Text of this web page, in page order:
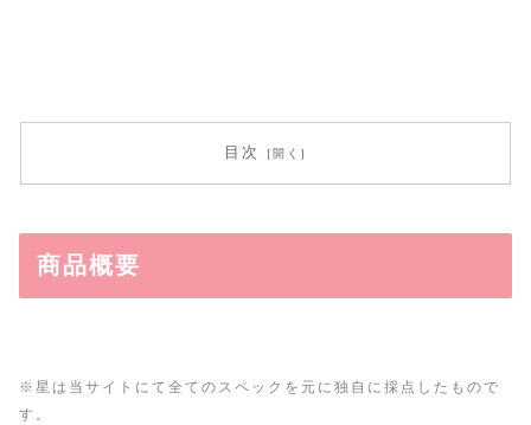
目次
商品概要
※星は当サイトにて全てのスペックを元に独自に採点したもので
す。